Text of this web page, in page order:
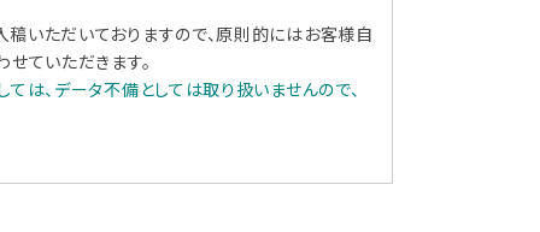
いただいておりますので、原則的にはお客様自
ていただきます。
は、データ不備としては取り扱いませんので、